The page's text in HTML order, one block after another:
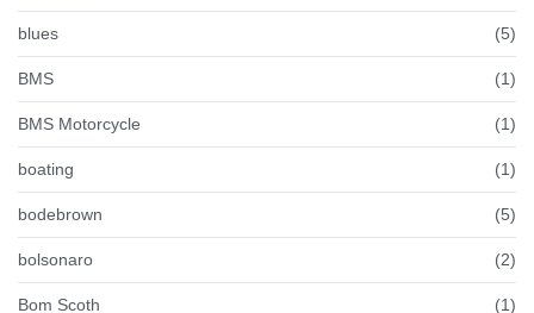
blues (5)
BMS (1)
BMS Motorcycle (1)
boating (1)
bodebrown (5)
bolsonaro (2)
Bom Scoth (1)